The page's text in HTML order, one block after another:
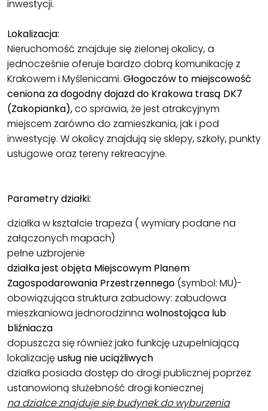
inwestycji.
Lokalizacja:
Nieruchomość znajduje się zielonej okolicy, a
jednocześnie oferuje bardzo dobrą komunikację z
Krakowem i Myślenicami. Głogoczów to miejscowość
ceniona za dogodny dojazd do Krakowa trasą DK7
(Zakopianka),co sprawia, że jest atrakcyjnym
miejscem zarówno do zamieszkania, jak i pod
inwestycję. W okolicy znajdują się sklepy, szkoły, punkty
usługowe oraz tereny rekreacyjne.
Parametry działki:
działka w kształcie trapeza ( wymiary podane na
załączonych mapach)
pełne uzbrojenie
działka jest objęta Miejscowym Planem
Zagospodarowania Przestrzennego (symbol: MU)-
obowiązująca struktura zabudowy: zabudowa
mieszkaniowa jednorodzinna wolnostojąca lub
bliźniacza
dopuszcza się również jako funkcję uzupełniającą
lokalizacjęusług nie uciążliwych
działka posiada dostęp do drogi publicznej poprzez
ustanowioną służebność drogi koniecznej
na działce znajduje się budynek do wyburzenia